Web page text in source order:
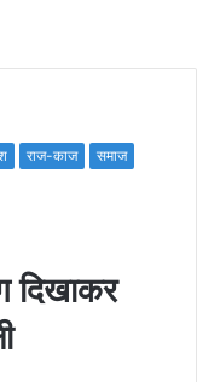
राज-काज
समाज
दिखाकर